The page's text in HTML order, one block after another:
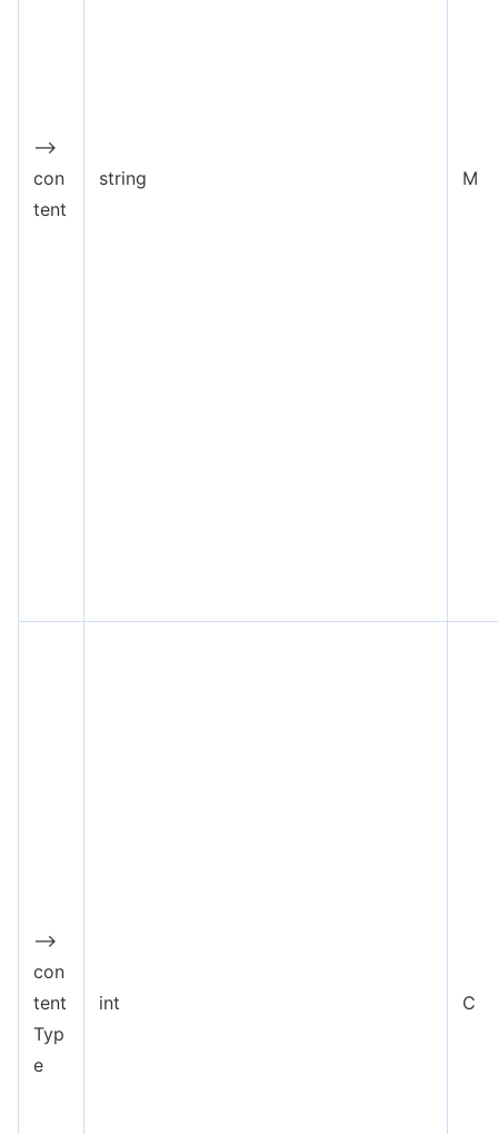
-->
con
tent
string M
-->
con
tent
Typ
e
int C